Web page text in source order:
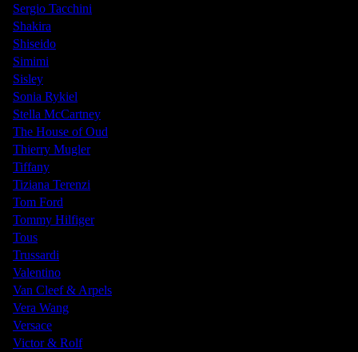
Sergio Tacchini
Shakira
Shiseido
Simimi
Sisley
Sonia Rykiel
Stella McCartney
The House of Oud
Thierry Mugler
Tiffany
Tiziana Terenzi
Tom Ford
Tommy Hilfiger
Tous
Trussardi
Valentino
Van Cleef & Arpels
Vera Wang
Versace
Victor & Rolf